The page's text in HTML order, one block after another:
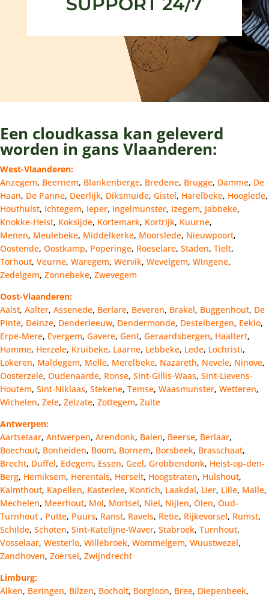
Een cloudkassa kan geleverd
worden in gans Vlaanderen:
West-Vlaanderen:
Anzegem, Beernem, Blankenberge, Bredene, Brugge, Damme, De
Haan, De Panne, Deerlijk, Diksmuide, Gistel, Harelbeke, Hooglede,
Houthulst, Ichtegem, Ieper, Ingelmunster, Izegem, Jabbeke,
Knokke-Heist, Koksijde, Kortemark, Kortrijk, Kuurne,
Menen, Meulebeke, Middelkerke, Moorslede, Nieuwpoort,
Oostende, Oostkamp, Poperinge, Roeselare, Staden, Tielt,
Torhout, Veurne, Waregem, Wervik, Wevelgem, Wingene,
Zedelgem, Zonnebeke, Zwevegem
Oost-Vlaanderen:
Aalst, Aalter, Assenede, Berlare, Beveren, Brakel, Buggenhout, De
Pinte, Deinze, Denderleeuw, Dendermonde, Destelbergen, Eeklo,
Erpe-Mere, Evergem, Gavere, Gent, Geraardsbergen, Haaltert,
Hamme, Herzele, Kruibeke, Laarne, Lebbeke, Lede, Lochristi,
Lokeren, Maldegem, Melle, Merelbeke, Nazareth, Nevele, Ninove,
Oosterzele, Oudenaarde, Ronse, Sint-Gillis-Waas, Sint-Lievens-
Houtem, Sint-Niklaas, Stekene, Temse, Waasmunster, Wetteren,
Wichelen, Zele, Zelzate, Zottegem, Zulte
Antwerpen:
Aartselaar, Antwerpen, Arendonk, Balen, Beerse, Berlaar,
Boechout, Bonheiden, Boom, Bornem, Borsbeek, Brasschaat,
Brecht, Duffel, Edegem, Essen, Geel, Grobbendonk, Heist-op-den-
Berg, Hemiksem, Herentals, Herselt, Hoogstraten, Hulshout,
Kalmthout, Kapellen, Kasterlee, Kontich, Laakdal, Lier, Lille, Malle,
Mechelen, Meerhout, Mol, Mortsel, Niel, Nijlen, Olen, Oud-
Turnhout , Putte, Puurs, Ranst, Ravels, Retie, Rijkevorsel, Rumst,
Schilde, Schoten, Sint-Katelijne-Waver, Stabroek, Turnhout,
Vosselaar, Westerlo, Willebroek, Wommelgem, Wuustwezel,
Zandhoven, Zoersel, Zwijndrecht
Limburg:
Alken, Beringen, Bilzen, Bocholt, Borgloon, Bree, Diepenbeek,